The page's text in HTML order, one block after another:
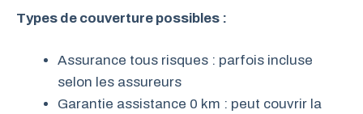
Types de couverture possibles :
Assurance tous risques : parfois incluse
selon les assureurs
Garantie assistance 0 km : peut couvrir la